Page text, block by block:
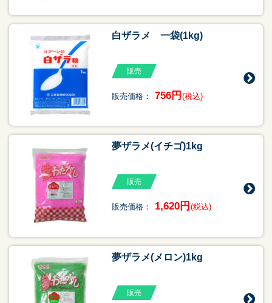
白ザラメ 一袋(1kg)
販売
販売価格： 756円(税込)
夢ザラメ(イチゴ)1kg
販売
販売価格： 1,620円(税込)
夢ザラメ(メロン)1kg
販売